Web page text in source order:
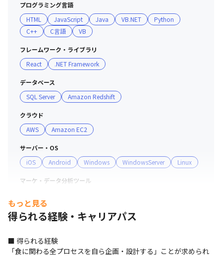
◎ 具体的な業務内容
━━━━━━━━━━━━━━
・入社管理/契約管理システムについて単純化/標準化の検討を始め
るとともに保守開発を実施します
・入社管理/契約管理システムの開発/運用に従事していただき、ゆ
くゆくはプロジェクトマネージャーレベルを目指していただきま
※2025年10月時点
プログラミング言語
HTML
JavaScript Java VB.NET
Python
C++
C言語 VB
フレームワーク・ライブラリ
React
.NET Framework
データベース
SQL Server
Amazon Redshift
クラウド
AWS
Amazon EC2
サーバー・OS
iOS
Android Windows WindowsServer Linux
マーケ・データ分析ツール
支給PC
もっと見る
得られる経験・キャリアパス
■ 得られる経験
「食に関わる全プロセスを自ら企画・設計する」ことが求められ